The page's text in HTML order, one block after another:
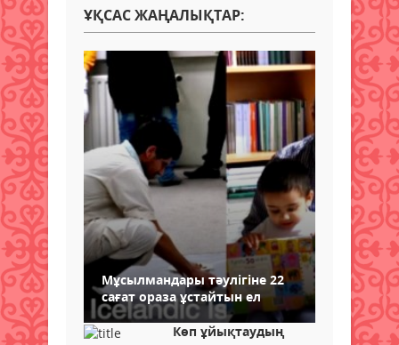
ҰҚСАС ЖАҢАЛЫҚТАР:
Мұсылмандары тәулігіне 22
сағат ораза ұстайтын ел
Көп ұйықтаудың